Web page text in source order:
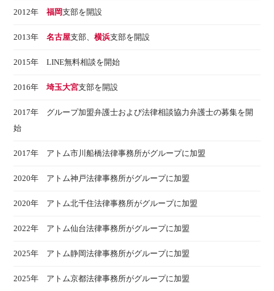
2012年福岡支部を開設
2013年名古屋支部、横浜支部を開設
2015年 LINE無料相談を開始
2016年埼玉大宮支部を開設
2017年 グループ加盟弁護士および法律相談協力弁護士の募集を開
始
2017年 アトム市川船橋法律事務所がグループに加盟
2020年 アトム神戸法律事務所がグループに加盟
2020年 アトム北千住法律事務所がグループに加盟
2022年 アトム仙台法律事務所がグループに加盟
2025年 アトム静岡法律事務所がグループに加盟
2025年 アトム京都法律事務所がグループに加盟